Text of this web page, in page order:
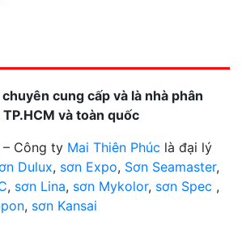
cung cấp và là nhà phân
và toàn quốc
– Công ty Mai Thiên Phúc là đại lý
Dulux, sơn Expo, Sơn Seamaster,
, sơn Lina, sơn Mykolor, sơn Spec ,
, sơn Kansai